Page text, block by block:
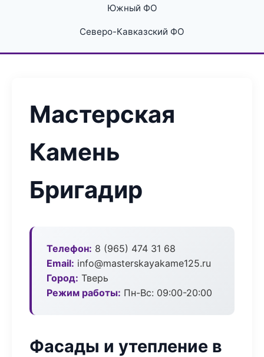
Южный ФО
Северо-Кавказский ФО
Мастерская
Камень
Бригадир
Телефон: 8 (965) 474 31 68
Email: info@masterskayakame125.ru
Город: Тверь
Режим работы: Пн-Вс: 09:00-20:00
Фасады и утепление в